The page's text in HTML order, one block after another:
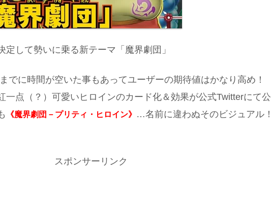
定して勢いに乗る新テーマ「魔界劇団」
でに時間が空いた事もあってユーザーの期待値はかなり高め！
一点（？）可愛いヒロインのカード化＆効果が公式Twitterにて公
《魔界劇団－プリティ・ヒロイン》 …名前に違わぬそのビジュアル！
スポンサーリンク